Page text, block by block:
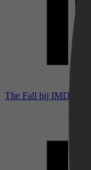
The Fall bij IMDb